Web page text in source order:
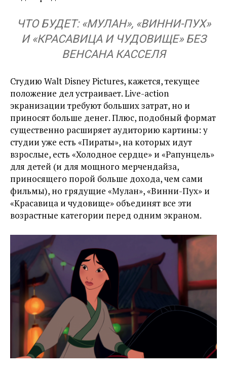
ЧТО БУДЕТ: «МУЛАН», «ВИННИ-ПУХ»
И «КРАСАВИЦА И ЧУДОВИЩЕ» БЕЗ
ВЕНСАНА КАССЕЛЯ
Студию Walt Disney Pictures, кажется, текущее
положение дел устраивает. Live-action
экранизации требуют больших затрат, но и
приносят больше денег. Плюс, подобный формат
существенно расширяет аудиторию картины: у
студии уже есть «Пираты», на которых идут
взрослые, есть «Холодное сердце» и «Рапунцель»
для детей (и для мощного мерчендайза,
приносящего порой больше дохода, чем сами
фильмы), но грядущие «Мулан», «Винни-Пух» и
«Красавица и чудовище» объединят все эти
возрастные категории перед одним экраном.